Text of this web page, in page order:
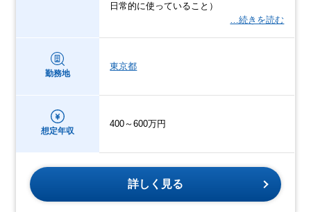
日常的に使っていること）
…続きを読む
勤務地
東京都
想定年収
400～600万円
詳しく見る